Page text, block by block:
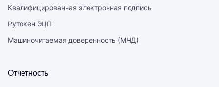
Квалифицированная электронная подпись
Рутокен ЭЦП
Машиночитаемая доверенность (МЧД)
Отчетность